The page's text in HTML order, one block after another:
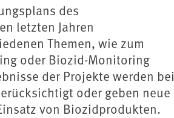
des
letzten Jahren
Themen, wie zum
oder Biozid-Monitoring
der Projekte werden bei
oder geben neue
von Biozidprodukten.